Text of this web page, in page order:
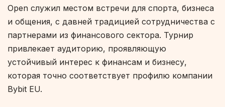
Open служил местом встречи для спорта, бизнеса
и общения, с давней традицией сотрудничества с
партнерами из финансового сектора. Турнир
привлекает аудиторию, проявляющую
устойчивый интерес к финансам и бизнесу,
которая точно соответствует профилю компании
Bybit EU.